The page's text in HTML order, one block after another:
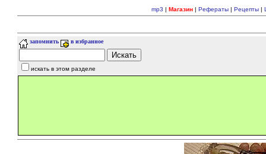
mp3 | Магазин| Рефераты| Рецепты|
запомнить в избранное
искать в этом разделе